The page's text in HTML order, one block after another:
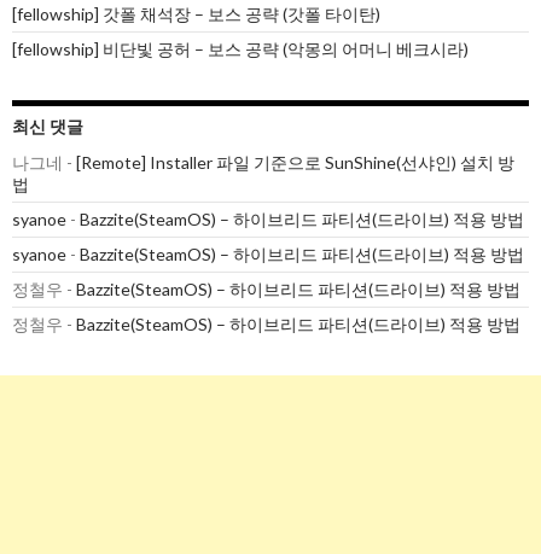
[fellowship] 갓폴 채석장 – 보스 공략 (갓폴 타이탄)
[fellowship] 비단빛 공허 – 보스 공략 (악몽의 어머니 베크시라)
최신 댓글
나그네 - [Remote] Installer 파일 기준으로 SunShine(선샤인) 설치 방
법
syanoe - Bazzite(SteamOS) – 하이브리드 파티션(드라이브) 적용 방법
syanoe - Bazzite(SteamOS) – 하이브리드 파티션(드라이브) 적용 방법
정철우 - Bazzite(SteamOS) – 하이브리드 파티션(드라이브) 적용 방법
정철우 - Bazzite(SteamOS) – 하이브리드 파티션(드라이브) 적용 방법